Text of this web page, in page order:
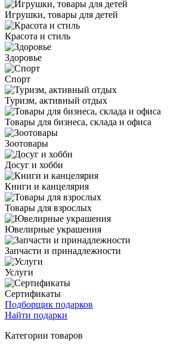
Игрушки, товары для детей
Красота и стиль
Здоровье
Спорт
Туризм, активный отдых
Товары для бизнеса, склада и офиса
Зоотовары
Досуг и хобби
Книги и канцелярия
Товары для взрослых
Ювелирные украшения
Запчасти и принадлежности
Услуги
Сертификаты
Подборщик подарков
Найти подарки
Категории товаров